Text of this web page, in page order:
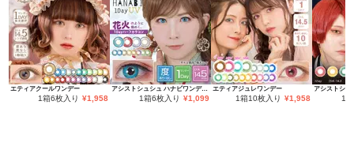
エティアクールワンデー
1箱6枚入り ¥1,958
アシストシュシュ ハナビワンデーUV
1箱6枚入り ¥1,099
エティアジュレワンデー
1箱10枚入り ¥1,958 1